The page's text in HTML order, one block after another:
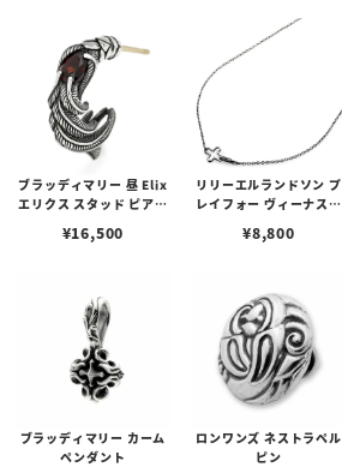
ブラッディマリー 昼 Elix
エリクス スタッド ピアス
¥16,500
リリーエルランドソン プ
レイフォー ヴィーナスチ
¥8,800
ブラッディマリー カーム
ペンダント
ロンワンズ ネストラペル
ピン